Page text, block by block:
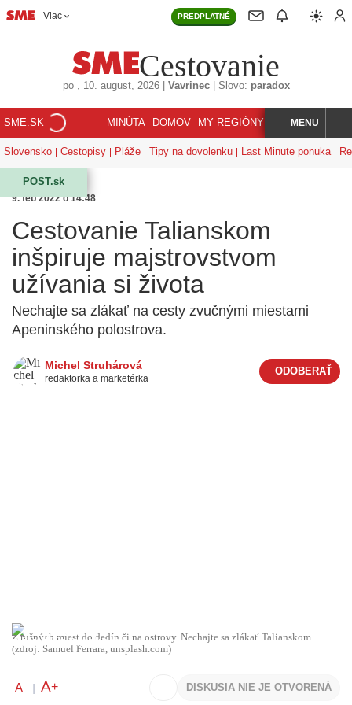
Viac PREDPLATNÉ
Cestovanie
po, 10. august, 2026| Vavrinec| Slovo: paradox
SME.SK MINÚTA DOMOV MY REGIÓNY KORZÁR
HĽADAJMENU
Slovensko Cestopisy Pláže Tipy na dovolenku Last Minute ponuka
POST.sk
9. feb 2022 o 14:48
Cestovanie Talianskom
inšpiruje majstrovstvom
užívania si života
Nechajte sa zlákať na cesty zvučnými miestami
Apeninského polostrova.
Michel Struhárová
redaktorka a marketérka
Z rušných miest do dedín či na ostrovy. Nechajte sa zlákať Talianskom.
(zdroj: Samuel Ferrara, unsplash.com)
A- A+ DISKUSIA NIE JE OTVORENÁ